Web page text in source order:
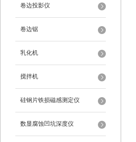
卷边投影仪
卷边锯
乳化机
搅拌机
硅钢片铁损磁感测定仪
数显腐蚀凹坑深度仪